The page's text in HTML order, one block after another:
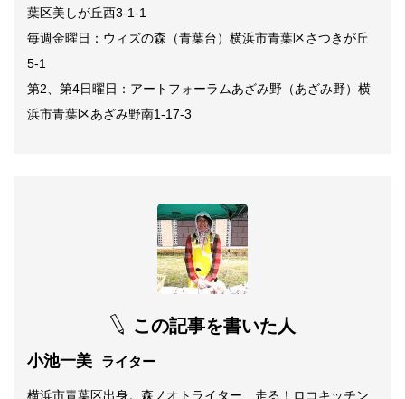
葉区美しが丘西3-1-1
毎週金曜日：ウィズの森（青葉台）横浜市青葉区さつきが丘
5-1
第2、第4日曜日：アートフォーラムあざみ野（あざみ野）横
浜市青葉区あざみ野南1-17-3
この記事を書いた人
小池一美 ライター
横浜市青葉区出身。森ノオトライター、走る！ロコキッチン